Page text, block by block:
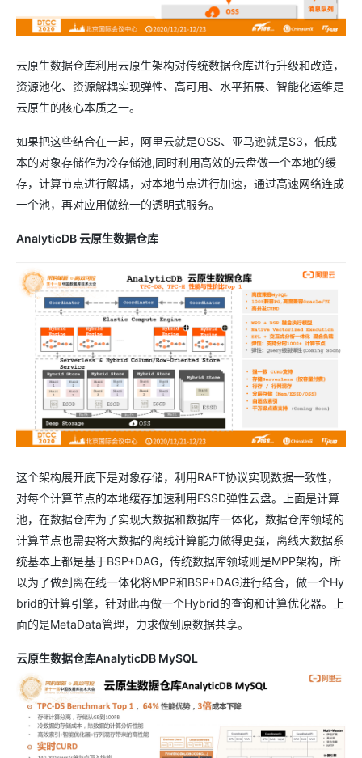
云原生数据仓库利用云原生架构对传统数据仓库进行升级和改造，
资源池化、资源解耦实现弹性、高可用、水平拓展、智能化运维是
云原生的核心本质之一。
如果把这些结合在一起，阿里云就是OSS、亚马逊就是S3，低成
本的对象存储作为冷存储池,同时利用高效的云盘做一个本地的缓
存，计算节点进行解耦，对本地节点进行加速，通过高速网络连成
一个池，再对应用做统一的透明式服务。
AnalyticDB 云原生数据仓库
这个架构展开底下是对象存储，利用RAFT协议实现数据一致性，
对每个计算节点的本地缓存加速利用ESSD弹性云盘。上面是计算
池，在数据仓库为了实现大数据和数据库一体化，数据仓库领域的
计算节点也需要将大数据的离线计算能力做得更强，离线大数据系
统基本上都是基于BSP+DAG，传统数据库领域则是MPP架构，所
以为了做到离在线一体化将MPP和BSP+DAG进行结合，做一个Hy
brid的计算引擎，针对此再做一个Hybrid的查询和计算优化器。上
面的是MetaData管理，力求做到原数据共享。
云原生数据仓库AnalyticDB MySQL